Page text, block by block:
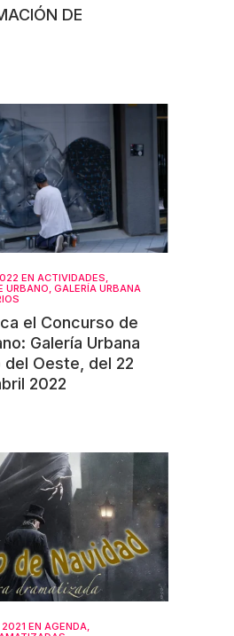
DE
EN ACTIVIDADES,
URBANO, GALERÍA URBANA
el Concurso de
Galería Urbana
del Oeste, del 22
2022
2021 EN AGENDA,